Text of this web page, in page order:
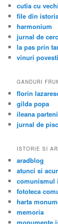
cutia cu
file din
harmonium
jurnal de
la pas prin
vinuri
GANDURI
florin
gilda popa
ileana
jurnal de
ISTORIE SI
aradblog
atunci si
comunismul
fototeca
harta
memoria